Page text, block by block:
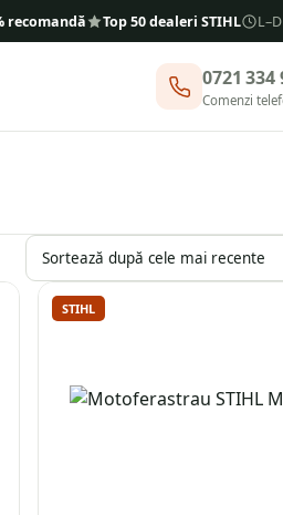
recomandă Top 50 dealeri STIHL
0721 334
Comenzi
STIHL